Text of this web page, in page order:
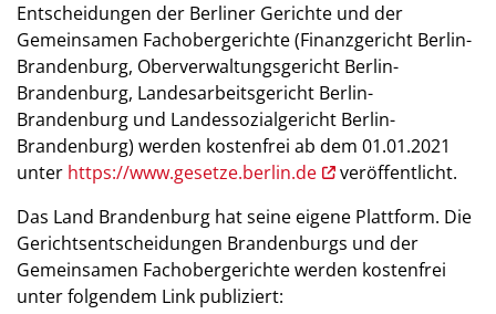
Entscheidungen der Berliner Gerichte und der
Gemeinsamen Fachobergerichte (Finanzgericht Berlin-
Brandenburg, Oberverwaltungsgericht Berlin-
Brandenburg, Landesarbeitsgericht Berlin-
Brandenburg und Landessozialgericht Berlin-
Brandenburg) werden kostenfrei ab dem 01.01.2021
unter https://www.gesetze.berlin.de
veröffentlicht.
Das Land Brandenburg hat seine eigene Plattform. Die
Gerichtsentscheidungen Brandenburgs und der
Gemeinsamen Fachobergerichte werden kostenfrei
unter folgendem Link publiziert: